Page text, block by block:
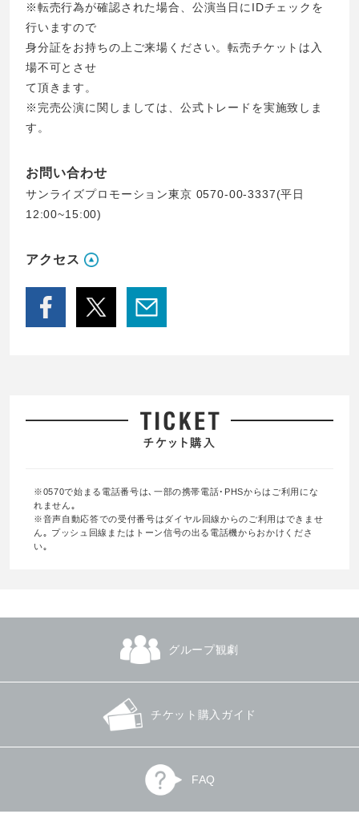
※転売行為が確認された場合、公演当日にIDチェックを
行いますので
身分証をお持ちの上ご来場ください。転売チケットは入
場不可とさせ
て頂きます。
※完売公演に関しましては、公式トレードを実施致しま
す。
お問い合わせ
サンライズプロモーション東京 0570-00-3337(平日
12:00~15:00)
アクセス
※0570で始まる電話番号は､一部の携帯電話･PHSからはご利用にな
れません｡
※音声自動応答での受付番号はダイヤル回線からのご利用はできませ
ん｡ プッシュ回線またはトーン信号の出る電話機からおかけくださ
い｡
グループ観劇
チケット購入ガイド
FAQ